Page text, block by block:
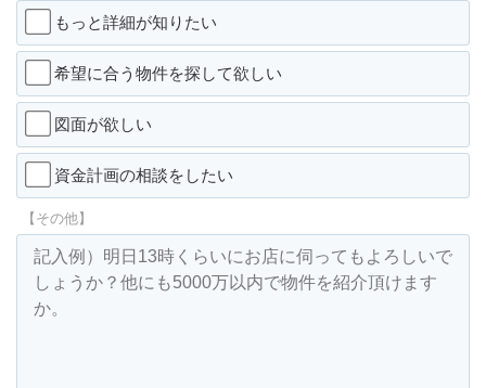
もっと詳細が知りたい
希望に合う物件を探して欲しい
図面が欲しい
資金計画の相談をしたい
【その他】